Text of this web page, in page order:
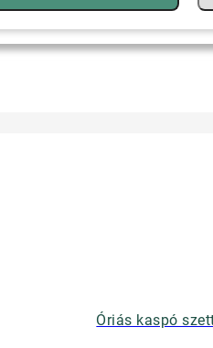
Óriás kaspó